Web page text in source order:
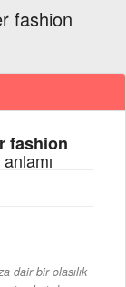
fashion
fashion
dair bir olasılık